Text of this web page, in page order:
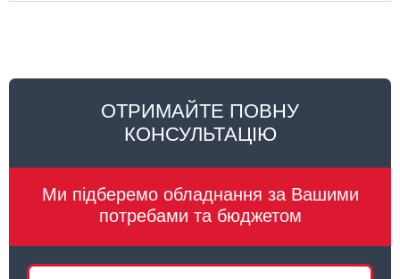
ОТРИМАЙТЕ ПОВНУ
КОНСУЛЬТАЦІЮ
Ми підберемо обладнання за Вашими
потребами та бюджетом